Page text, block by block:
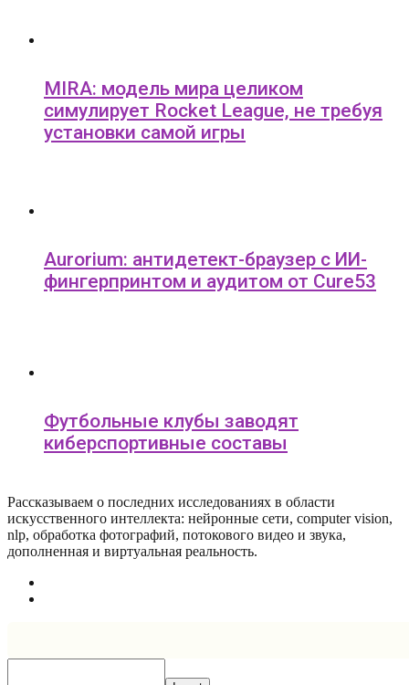
MIRA: модель мира целиком
симулирует Rocket League, не требуя
установки самой игры
Aurorium: антидетект-браузер с ИИ-
фингерпринтом и аудитом от Cure53
Футбольные клубы заводят
киберспортивные составы
Рассказываем о последних исследованиях в области
искусcтвенного интеллекта: нейронные сети, computer vision,
nlp, обработка фотографий, потокового видео и звука,
дополненная и виртуальная реальность.